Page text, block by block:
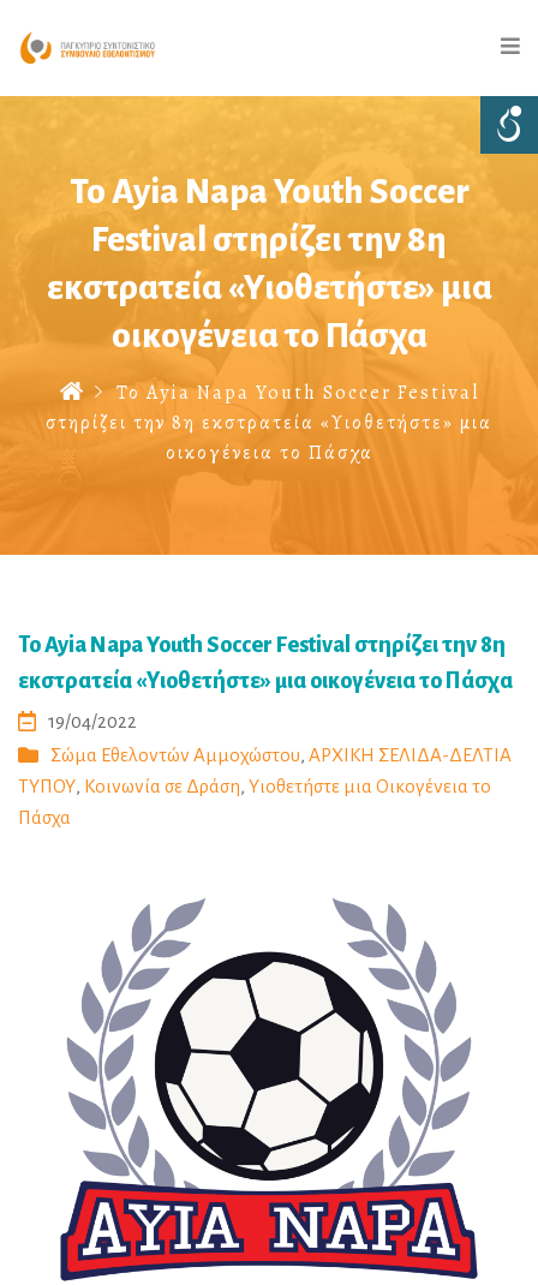
Το Ayia Napa Youth Soccer
Festival στηρίζει την 8η
εκστρατεία «Υιοθετήστε» μια
οικογένεια το Πάσχα
Το Ayia Napa Youth Soccer Festival
στηρίζει την 8η εκστρατεία «Υιοθετήστε» μια
οικογένεια το Πάσχα
Το Ayia Napa Youth Soccer Festival στηρίζει την 8η
εκστρατεία «Υιοθετήστε» μια οικογένεια το Πάσχα
19/04/2022
Σώμα Εθελοντών Αμμοχώστου, ΑΡΧΙΚΗ ΣΕΛΙΔΑ-ΔΕΛΤΙΑ
ΤΥΠΟΥ, Κοινωνία σε Δράση, Υιοθετήστε μια Οικογένεια το
Πάσχα